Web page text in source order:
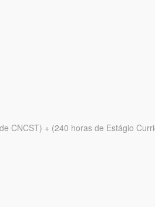
CNCST) + (240 horas de Estágio